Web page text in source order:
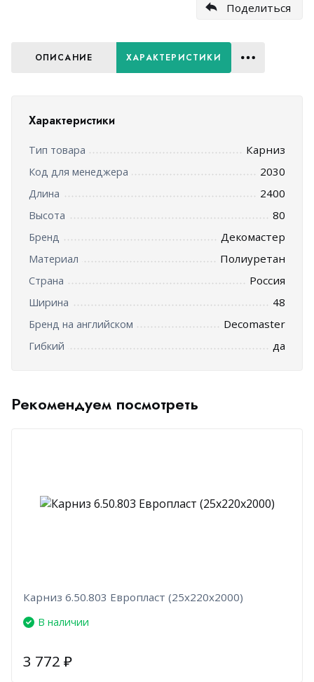
Поделиться
ОПИСАНИЕ ХАРАКТЕРИСТИКИ
Характеристики
Тип товара Карниз
Код для менеджера 2030
Длина 2400
Высота 80
Бренд Декомастер
Материал Полиуретан
Страна Россия
Ширина 48
Бренд на английском Decomaster
Гибкий да
Рекомендуем посмотреть
Карниз 6.50.803 Европласт (25х220х2000)
В наличии
3 772 ₽